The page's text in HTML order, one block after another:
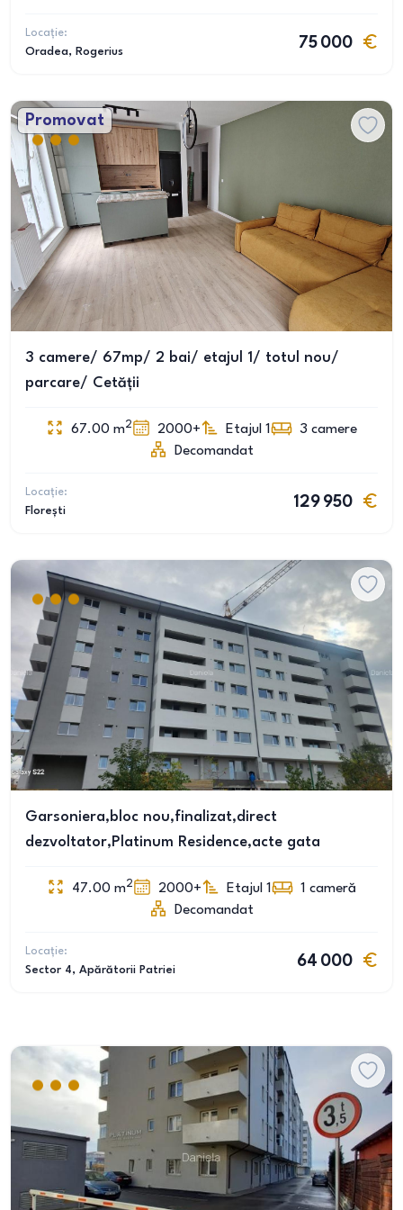
Locație:
Oradea, Rogerius
75 000
Promovat
3 camere/ 67mp/ 2 bai/ etajul 1/ totul nou/
parcare/ Cetății
67.00 m2 2000+ Etajul 1 3 camere
Decomandat
Locație:
Florești
129 950
Garsoniera,bloc nou,finalizat,direct
dezvoltator,Platinum Residence,acte gata
47.00 m2 2000+ Etajul 1 1 cameră
Decomandat
Locație:
Sector 4, Apărătorii Patriei
64 000